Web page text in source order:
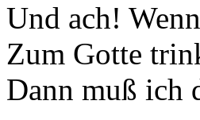
Und ach!
Zum Gotte
Dann muß ich